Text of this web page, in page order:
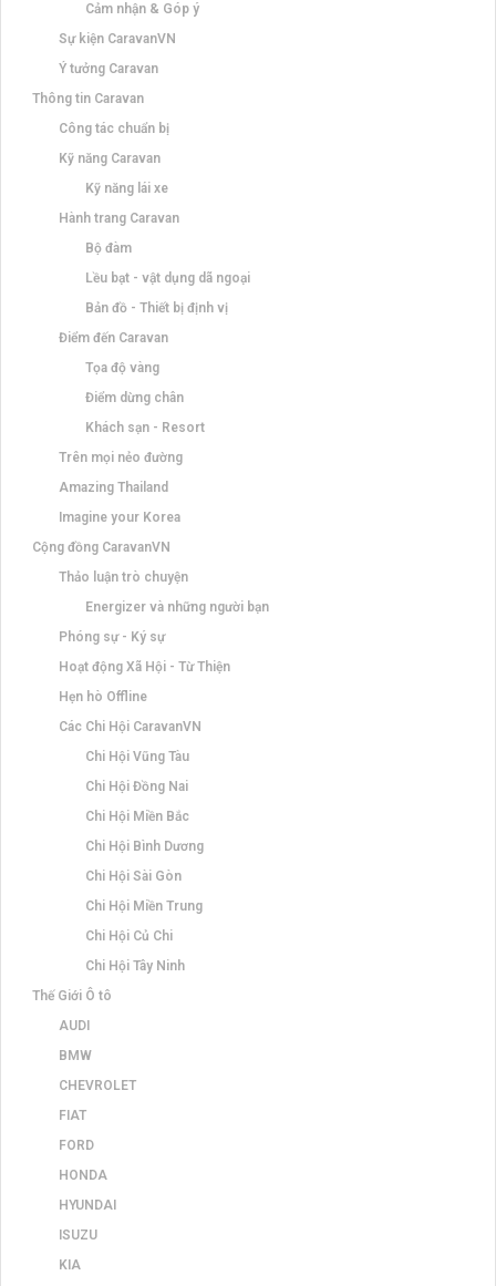
Cảm nhận & Góp ý
Sự kiện CaravanVN
Ý tưởng Caravan
Thông tin Caravan
Công tác chuẩn bị
Kỹ năng Caravan
Kỹ năng lái xe
Hành trang Caravan
Bộ đàm
Lều bạt - vật dụng dã ngoại
Bản đồ - Thiết bị định vị
Điểm đến Caravan
Tọa độ vàng
Điểm dừng chân
Khách sạn - Resort
Trên mọi nẻo đường
Amazing Thailand
Imagine your Korea
Cộng đồng CaravanVN
Thảo luận trò chuyện
Energizer và những người bạn
Phóng sự - Ký sự
Hoạt động Xã Hội - Từ Thiện
Hẹn hò Offline
Các Chi Hội CaravanVN
Chi Hội Vũng Tàu
Chi Hội Đồng Nai
Chi Hội Miền Bắc
Chi Hội Bình Dương
Chi Hội Sài Gòn
Chi Hội Miền Trung
Chi Hội Củ Chi
Chi Hội Tây Ninh
Thế Giới Ô tô
AUDI
BMW
CHEVROLET
FIAT
FORD
HONDA
HYUNDAI
ISUZU
KIA